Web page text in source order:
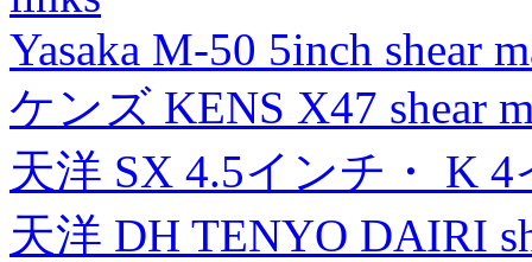
Yasaka M-50 5inch shear
ケンズ KENS X47 shear
天洋 SX 4.5インチ・ K
天洋 DH TENYO DAIRI